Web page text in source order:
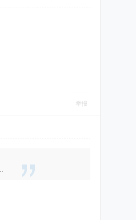
举报